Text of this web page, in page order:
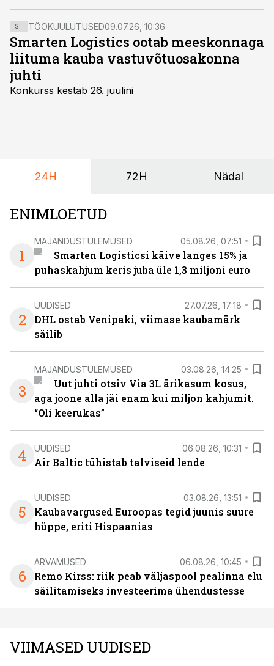
Eesti haru ja siinset transiiti.
ST TÖÖKUULUTUSED09.07.26, 10:36
Smarten Logistics ootab meeskonnaga
liituma kauba vastuvõtuosakonna
juhti
Konkurss kestab 26. juulini
24H 72H Nädal
ENIMLOETUD
1
MAJANDUSTULEMUSED 05.08.26, 07:51
Smarten Logisticsi käive langes 15% ja
puhaskahjum keris juba üle 1,3 miljoni euro
2
UUDISED 27.07.26, 17:18
DHL ostab Venipaki, viimase kaubamärk
säilib
3
MAJANDUSTULEMUSED 03.08.26, 14:25
Uut juhti otsiv Via 3L ärikasum kosus,
aga joone alla jäi enam kui miljon kahjumit.
“Oli keerukas”
4 UUDISED 06.08.26, 10:31
Air Baltic tühistab talviseid lende
5
UUDISED 03.08.26, 13:51
Kaubavargused Euroopas tegid juunis suure
hüppe, eriti Hispaanias
6
ARVAMUSED 06.08.26, 10:45
Remo Kirss: riik peab väljaspool pealinna elu
säilitamiseks investeerima ühendustesse
VIIMASED UUDISED